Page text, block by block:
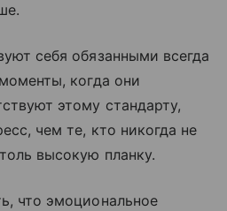
себя обязанными всегда
когда они
этому стандарту,
чем те, кто никогда не
высокую планку.
что эмоциональное